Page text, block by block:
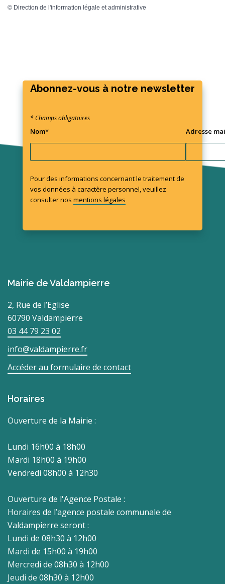
© Direction de l'information légale et administrative
Abonnez-vous à notre newsletter
* Champs obligatoires
Nom* Adresse
Pour des informations concernant le traitement de
vos données à caractère personnel, veuillez
consulter nos mentions légales
Mairie de Valdampierre
2, Rue de l’Eglise
60790 Valdampierre
03 44 79 23 02
info@valdampierre.fr
Accéder au formulaire de contact
Horaires
Ouverture de la Mairie :
Lundi 16h00 à 18h00
Mardi 18h00 à 19h00
Vendredi 08h00 à 12h30
Ouverture de l'Agence Postale :
Horaires de l’agence postale communale de
Valdampierre seront :
Lundi de 08h30 à 12h00
Mardi de 15h00 à 19h00
Mercredi de 08h30 à 12h00
Jeudi de 08h30 à 12h00